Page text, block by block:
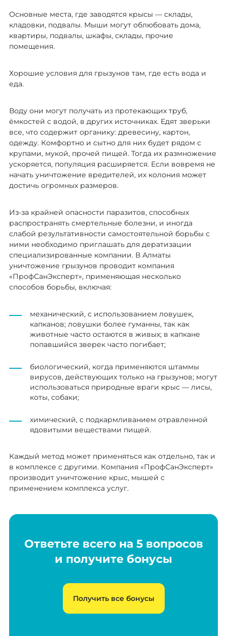
Основные места, где заводятся крысы — склады,
кладовки, подвалы. Мыши могут облюбовать дома,
квартиры, подвалы, шкафы, склады, прочие
помещения.
Хорошие условия для грызунов там, где есть вода и
еда.
Воду они могут получать из протекающих труб,
ёмкостей с водой, в других источниках. Едят зверьки
все, что содержит органику: древесину, картон,
одежду. Комфортно и сытно для них будет рядом с
крупами, мукой, прочей пищей. Тогда их размножение
ускоряется, популяция расширяется. Если вовремя не
начать уничтожение вредителей, их колония может
достичь огромных размеров.
Из-за крайней опасности паразитов, способных
распространять смертельные болезни, и иногда
слабой результативности самостоятельной борьбы с
ними необходимо приглашать для дератизации
специализированные компании. В Алматы
уничтожение грызунов проводит компания
«ПрофСанЭксперт», применяющая несколько
способов борьбы, включая:
механический, с использованием ловушек,
капканов; ловушки более гуманны, так как
животные часто остаются в живых; в капкане
попавшийся зверек часто погибает;
биологический, когда применяются штаммы
вирусов, действующих только на грызунов; могут
использоваться природные враги крыс — лисы,
коты, собаки;
химический, с подкармливанием отравленной
ядовитыми веществами пищей.
Каждый метод может применяться как отдельно, так и
в комплексе с другими. Компания «ПрофСанЭксперт»
производит уничтожение крыс, мышей с
применением комплекса услуг.
Ответьте всего на 5 вопросов
и получите бонусы
Получить все бонусы